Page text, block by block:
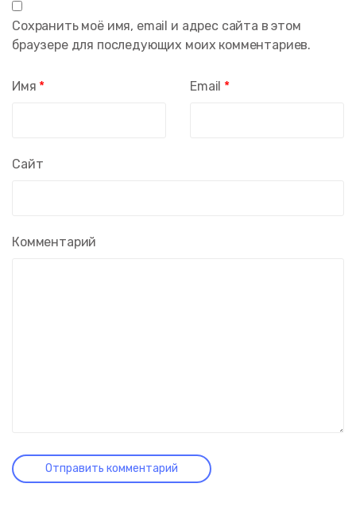
Комментарий
Имя * Email *
Сайт
Сохранить моё имя, email и адрес сайта в этом
браузере для последующих моих комментариев.